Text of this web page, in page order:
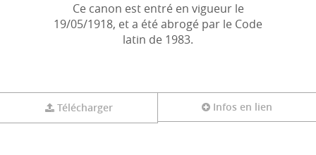
Ce canon est entré en vigueur le
19/05/1918, et a été abrogé par le Code
latin de 1983.
Télécharger Infos en lien